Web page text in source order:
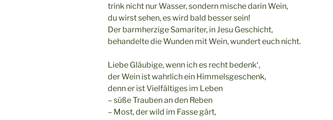
trink nicht nur Wasser, sondern mische darin Wein,
du wirst sehen, es wird bald besser sein!
Der barmherzige Samariter, in Jesu Geschicht,
behandelte die Wunden mit Wein, wundert euch nicht.
Liebe Gläubige, wenn ich es recht bedenk‘,
der Wein ist wahrlich ein Himmelsgeschenk,
denn er ist Vielfältiges im Leben
– süße Trauben an den Reben
– Most, der wild im Fasse gärt,